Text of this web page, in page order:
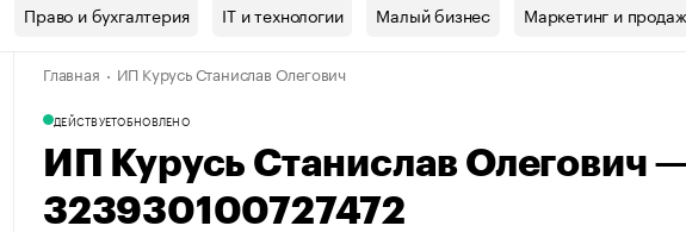
Спецпроекты Проверка контрагентов
наличной валюты
Право и бухгалтерия IT и технологии Малый бизнес Маркетинг и
Главная ИП Курусь Станислав Олегович
ДЕЙСТВУЕТОБНОВЛЕНО
ИП Курусь Станислав
323930100727472